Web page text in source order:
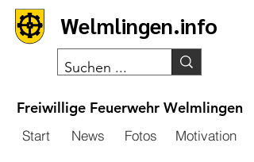
Welmlingen.info
Freiwillige Feuerwehr Welmlingen
Start News Fotos Motivation